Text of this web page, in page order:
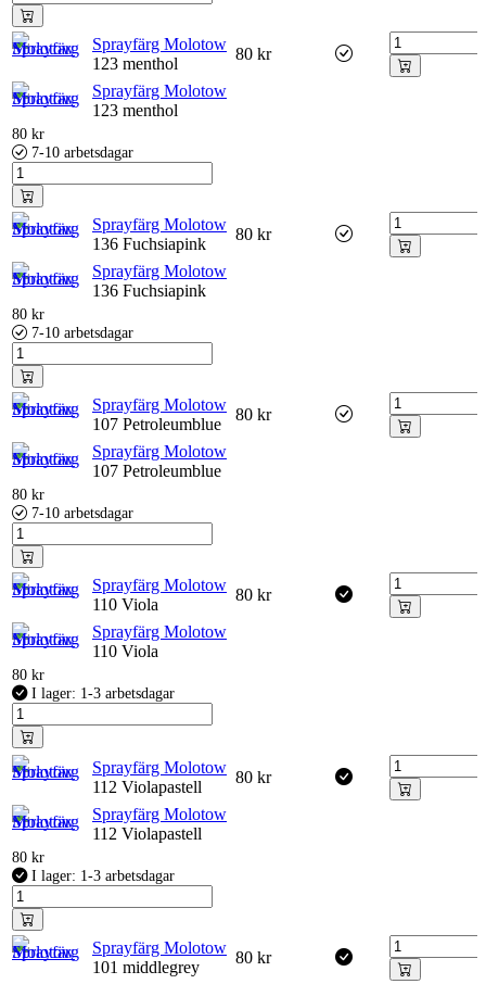
Sprayfärg Molotow
123 menthol
80 kr
Sprayfärg Molotow
123 menthol
80 kr
7-10 arbetsdagar
Sprayfärg Molotow
136 Fuchsiapink
80 kr
Sprayfärg Molotow
136 Fuchsiapink
80 kr
7-10 arbetsdagar
Sprayfärg Molotow
107 Petroleumblue
80 kr
Sprayfärg Molotow
107 Petroleumblue
80 kr
7-10 arbetsdagar
Sprayfärg Molotow
110 Viola
80 kr
Sprayfärg Molotow
110 Viola
80 kr
I lager: 1-3 arbetsdagar
Sprayfärg Molotow
112 Violapastell
80 kr
Sprayfärg Molotow
112 Violapastell
80 kr
I lager: 1-3 arbetsdagar
Sprayfärg Molotow
101 middlegrey
80 kr